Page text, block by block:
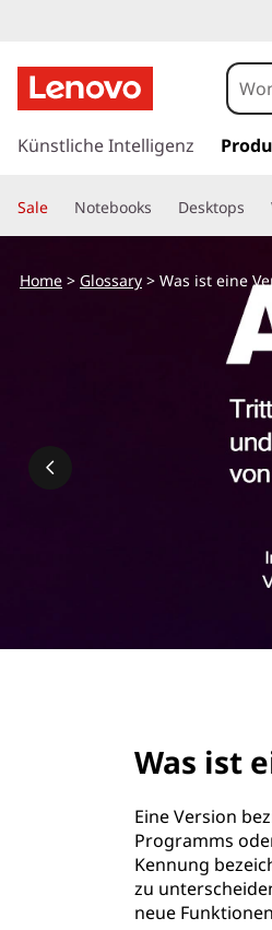
u
a
u
t
Künstliche Intelligenz
Sale Notebooks Desktops
Home > Glossary > Was ist eine
Was ist
Eine Version
Programms
Kennung
zu
neue